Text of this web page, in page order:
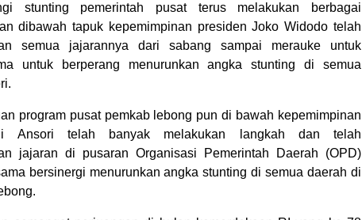
stunting pemerintah pusat terus melakukan berbagai
dibawah tapuk kepemimpinan presiden Joko Widodo telah
semua jajarannya dari sabang sampai merauke untuk
untuk berperang menurunkan angka stunting di semua
program pusat pemkab lebong pun di bawah kepemimpinan
Ansori telah banyak melakukan langkah dan telah
jajaran di pusaran Organisasi Pemerintah Daerah (OPD)
bersinergi menurunkan angka stunting di semua daerah di